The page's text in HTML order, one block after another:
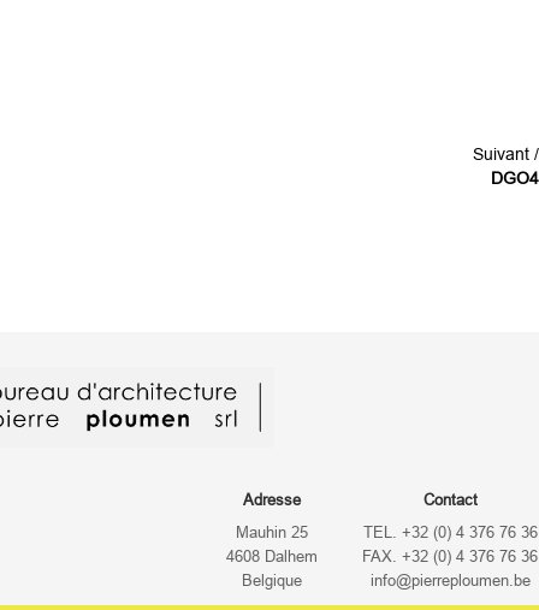
Suivant /
DGO4
Contact
TEL. +32 (0) 4 376 76 36
FAX. +32 (0) 4 376 76 36
info@pierreploumen.be
Adresse
Mauhin 25
4608 Dalhem
Belgique